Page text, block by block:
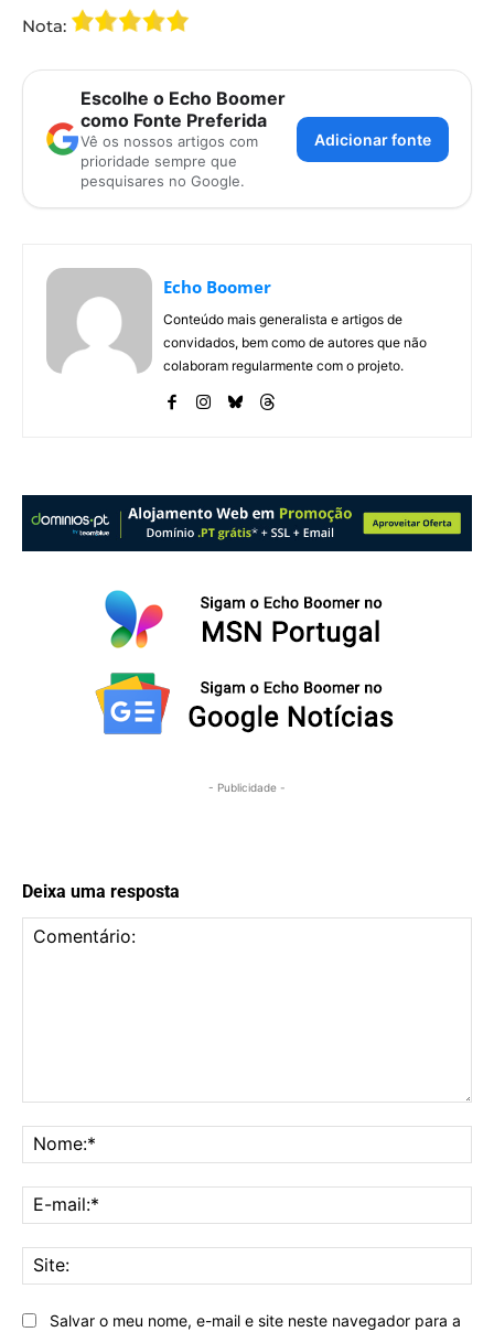
Nota:
Escolhe o Echo Boomer
como Fonte Preferida
Vê os nossos artigos com
prioridade sempre que
pesquisares no Google.
Adicionar fonte
Echo Boomer
Conteúdo mais generalista e artigos de
convidados, bem como de autores que não
colaboram regularmente com o projeto.
- Publicidade -
Deixa uma resposta
Salvar o meu nome, e-mail e site neste navegador para a